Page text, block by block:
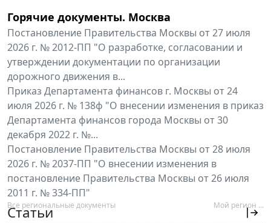
Горячие документы. Москва
Постановление Правительства Москвы от 27 июля
2026 г. № 2012-ПП "О разработке, согласовании и
утверждении документации по организации
дорожного движения в...
Приказ Департамента финансов г. Москвы от 24
июля 2026 г. № 138ф "О внесении изменения в приказ
Департамента финансов города Москвы от 30
декабря 2022 г. №...
Постановление Правительства Москвы от 28 июля
2026 г. № 2037-ПП "О внесении изменения в
постановление Правительства Москвы от 26 июля
2011 г. № 334-ПП"
Все региональные документы Мой регион ...
Статьи